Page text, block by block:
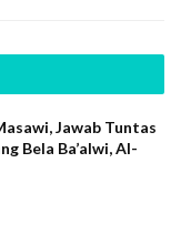
sampai-sampai
Seolah-
dalam bahasa
Jawab Tuntas
Bela Ba’alwi, Al-